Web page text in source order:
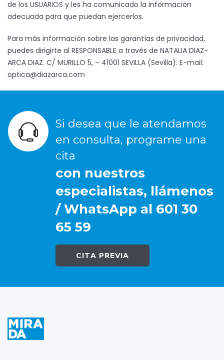
de los USUARIOS y les ha comunicado la información
adecuada para que puedan ejercerlos.
Para más información sobre las garantías de privacidad,
puedes dirigirte al RESPONSABLE a través de NATALIA DIAZ-
ARCA DIAZ. C/ MURILLO 5, – 41001 SEVILLA (Sevilla). E-mail:
optica@diazarca.com
Si desea que le atendamos
en consulta, programe una
cita
con nuestros
especialistas, llámenos
/ WhatsApp al 601 30
65 59
CITA PREVIA